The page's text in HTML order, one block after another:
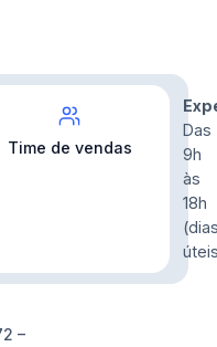
Time de vendas
Das
9h
às
18h
–